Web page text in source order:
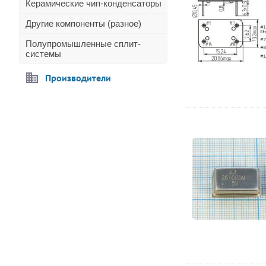
Керамические чип-конденсаторы
Другие компоненты (разное)
Полупромышленные сплит-
системы
Производители